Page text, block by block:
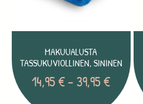
MAKUUALUSTA
TASSUKUVIOLLINEN, SININEN
14,95€– 39,95€